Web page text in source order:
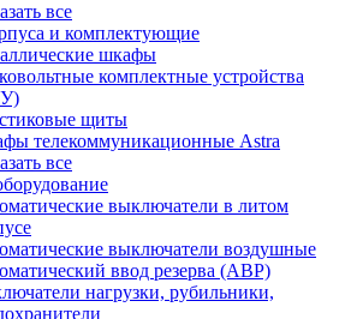
все
и комплектующие
шкафы
комплектные устройства
щиты
телекоммуникационные Astra
все
выключатели в литом
выключатели воздушные
ввод резерва (АВР)
нагрузки, рубильники,